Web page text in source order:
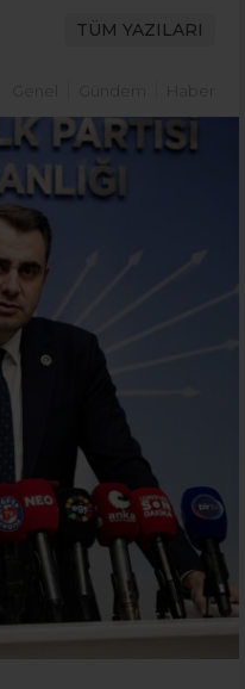
TÜM YAZILARI
Gündem Haber